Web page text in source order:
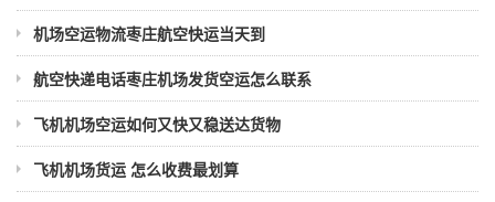
机场空运物流枣庄航空快运当天到
航空快递电话枣庄机场发货空运怎么联系
飞机机场空运如何又快又稳送达货物
飞机机场货运 怎么收费最划算